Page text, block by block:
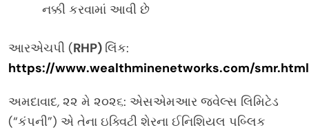
નક્કી કરવામાં આવી છે
આરએચપી (RHP) લિંક:
https://www.wealthminenetworks.com/smr.html
અમદાવાદ, ૨૨ મે ૨૦૨૬: એસએમઆર જ્વેલ્સ લિમિટેડ
(“કંપની”) એ તેના ઇક્વિટી શેરના ઈનિશિયલ પબ્લિક